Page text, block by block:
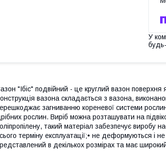
У
"Ібіс" подвійний - це круглий вазон
вазона складається з вазона,
загниванню кореневої системи
рослин. Виріб можна розташувати на
такий матеріал забезпечує виробу
терміну експлуатації;• не деформуються і
в декількох розмірах та має